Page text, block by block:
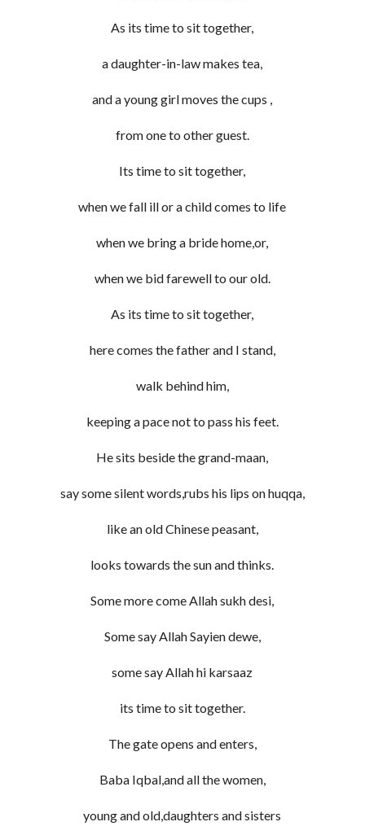
As its time to sit together,
a daughter-in-law makes tea,
and a young girl moves the cups ,
from one to other guest.
Its time to sit together,
when we fall ill or a child comes to life
when we bring a bride home,or,
when we bid farewell to our old.
As its time to sit together,
here comes the father and I stand,
walk behind him,
keeping a pace not to pass his feet.
He sits beside the grand-maan,
say some silent words,rubs his lips on huqqa,
like an old Chinese peasant,
looks towards the sun and thinks.
Some more come Allah sukh desi,
Some say Allah Sayien dewe,
some say Allah hi karsaaz
its time to sit together.
The gate opens and enters,
Baba Iqbal,and all the women,
young and old,daughters and sisters